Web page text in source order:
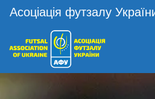
Асоціація футзалу